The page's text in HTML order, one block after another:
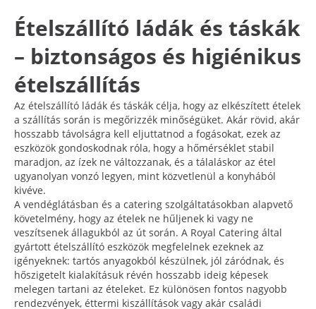
Ételszállító ládák és táskák
– biztonságos és higiénikus
ételszállítás
Az ételszállító ládák és táskák célja, hogy az elkészített ételek
a szállítás során is megőrizzék minőségüket. Akár rövid, akár
hosszabb távolságra kell eljuttatnod a fogásokat, ezek az
eszközök gondoskodnak róla, hogy a hőmérséklet stabil
maradjon, az ízek ne változzanak, és a tálaláskor az étel
ugyanolyan vonzó legyen, mint közvetlenül a konyhából
kivéve.
A vendéglátásban és a catering szolgáltatásokban alapvető
követelmény, hogy az ételek ne hűljenek ki vagy ne
veszítsenek állagukból az út során. A Royal Catering által
gyártott ételszállító eszközök megfelelnek ezeknek az
igényeknek: tartós anyagokból készülnek, jól záródnak, és
hőszigetelt kialakításuk révén hosszabb ideig képesek
melegen tartani az ételeket. Ez különösen fontos nagyobb
rendezvények, éttermi kiszállítások vagy akár családi